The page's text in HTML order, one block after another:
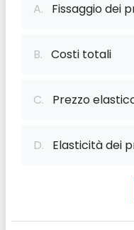
A. Fissaggio dei
B. Costi totali
C. Prezzo
D. Elasticità dei